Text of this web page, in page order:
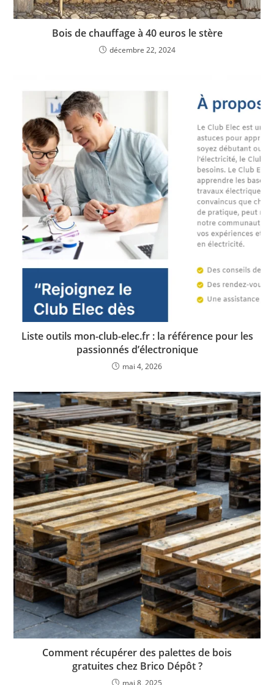
Bois de chauffage à 40 euros le stère
décembre 22, 2024
Liste outils mon-club-elec.fr : la référence pour les
passionnés d’électronique
mai 4, 2026
Comment récupérer des palettes de bois
gratuites chez Brico Dépôt ?